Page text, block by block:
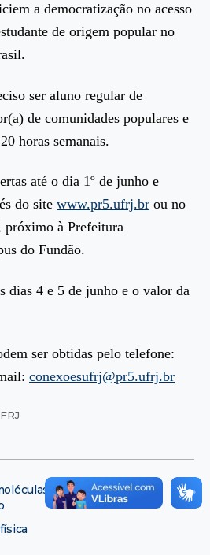
a democratização no acesso
de origem popular no
ser aluno regular de
de comunidades populares e
horas semanais.
até o dia 1º de junho e
do site www.pr5.ufrj.br ou no
próximo à Prefeitura
do Fundão.
dias 4 e 5 de junho e o valor da
ser obtidas pelo telefone:
conexoesufrj@pr5.ufrj.br
firma parceria com